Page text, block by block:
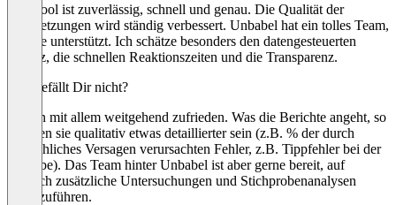
Das Tool ist zuverlässig, schnell und genau. Die Qualität der
Übersetzungen wird ständig verbessert. Unbabel hat ein tolles Team,
das Sie unterstützt. Ich schätze besonders den datengesteuerten
Ansatz, die schnellen Reaktionszeiten und die Transparenz.
Was gefällt Dir nicht?
Ich bin mit allem weitgehend zufrieden. Was die Berichte angeht, so
könnten sie qualitativ etwas detaillierter sein (z.B. % der durch
menschliches Versagen verursachten Fehler, z.B. Tippfehler bei der
Eingabe). Das Team hinter Unbabel ist aber gerne bereit, auf
Wunsch zusätzliche Untersuchungen und Stichprobenanalysen
durchzuführen.